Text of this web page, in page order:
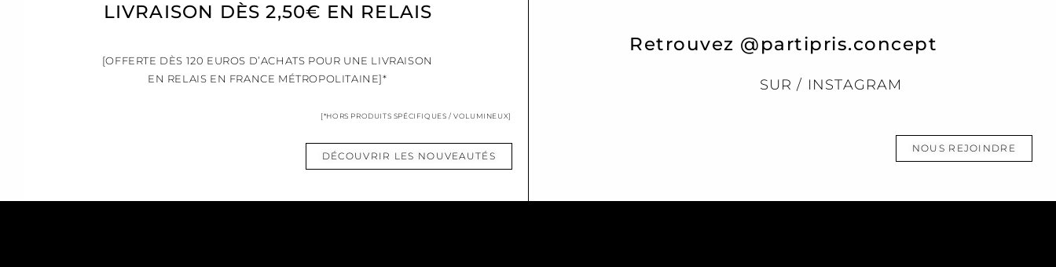
LIVRAISON DÈS 2,50€ EN RELAIS
[OFFERTE DÈS 120 EUROS D’ACHATS POUR UNE LIVRAISON
EN RELAIS EN FRANCE MÉTROPOLITAINE]*
[*HORS PRODUITS SPÉCIFIQUES / VOLUMINEUX]
DÉCOUVRIR LES NOUVEAUTÉS
Retrouvez @partipris.concept
SUR / INSTAGRAM
NOUS REJOINDRE